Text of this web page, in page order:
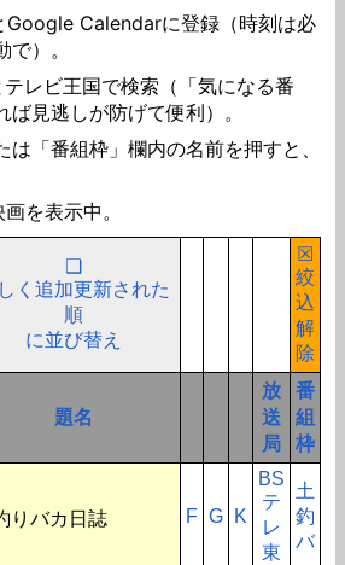
Google Calendarに登録（時刻は必
）。
テレビ王国で検索（「気になる番
ば見逃しが防げて便利）。
は「番組枠」欄内の名前を押すと、
を表示中。
❑
く追加更新された
順
に並び替え
☒
絞
込
解
除
題名
放
送
局
番
組
枠
りバカ日誌 F G K
BS
テ
レ
東
土
釣
バ